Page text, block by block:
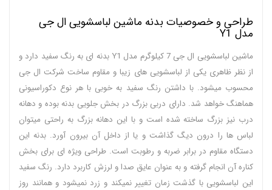
طراحی و خصوصیات بدنه ماشین لباسشویی ال جی
مدل Y1
ماشین لباسشویی ال جی 7 کیلوگرم مدل Y1 بدنه ای به رنگ سفید دارد و
از نظر ظاهری یکی از لباسشویی های زیبا و مقاوم ساخت شرکت ال جی
محسوب میشود. با داشتن رنگ سفید به خوبی با هر نوع دکوراسیونی
هماهنگ خواهد شد. دارای دربی بزرگ در بخش جلویی بدنه بوده و دهانه
درب نیز بزرگ ساخته شده است و با این دهانه بزرگ به راحتی میتوان
لباس ها را درون دیگ گذاشت و یا از داخل آن بیرون آورد. بدنه این
دستگاه مقاوم در برابر ضربه و رطوبت است. طراحی ویژه ای برای بخش
کناره آن انجام گرفته و به عنوان عایق صدا و لرزش کاربرد دارد. رنگ سفید
این لباسشویی با گذشت زمان تغییر نمیکند و زرد نمیشود و همانند روز